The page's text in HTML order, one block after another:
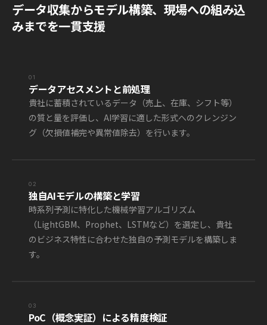
データ収集からモデル構築、現場への組み込
みまでを一貫支援
01
データアセスメントと前処理
貴社に蓄積されているデータ（売上、在庫、シフト等）
の質と量を評価し、AI学習に適した形式へのクレンジン
グ（欠損値補完や異常値除去）を行います。
02
独自AIモデルの構築と学習
時系列予測に特化した機械学習アルゴリズム
（LightGBM、Prophet、LSTMなど）を選定し、貴社
のビジネス特性に合わせた独自の予測モデルを構築しま
す。
03
PoC（概念実証）による精度検証